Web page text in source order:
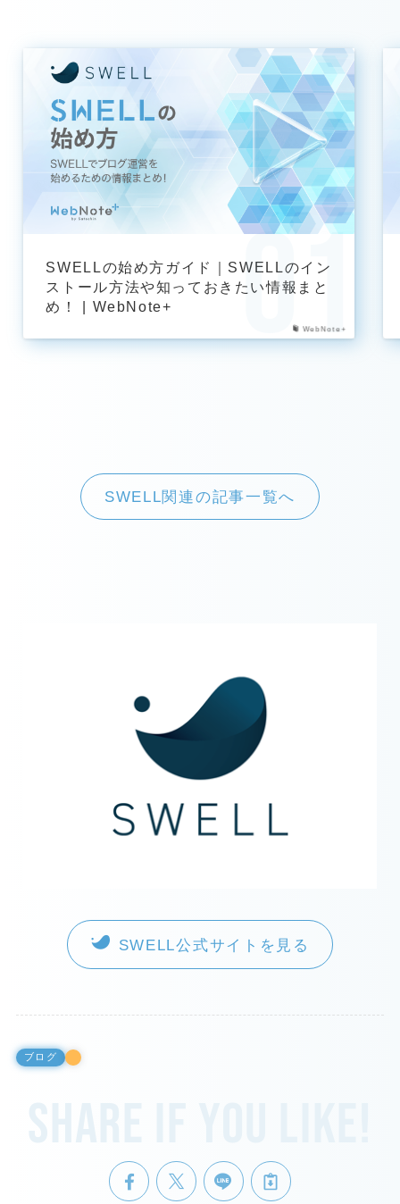
WebNote+
SWELLの始め方ガイド｜SWELLのイン
ストール方法や知っておきたい情報まと
め！ | WebNote+
SWELL関連の記事一覧へ
SWELL公式サイトを見る
ブログ
Share if you like!